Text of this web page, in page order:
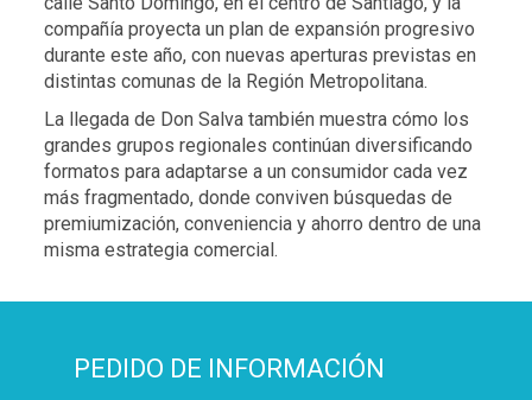
compañía proyecta un plan de expansión progresivo
durante este año, con nuevas aperturas previstas en
distintas comunas de la Región Metropolitana.
La llegada de Don Salva también muestra cómo los
grandes grupos regionales continúan diversificando
formatos para adaptarse a un consumidor cada vez
más fragmentado, donde conviven búsquedas de
premiumización, conveniencia y ahorro dentro de una
misma estrategia comercial.
PEDIDO DE INFORMACIÓN